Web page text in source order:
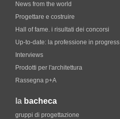
News from the world
Progettare e costruire
Hall of fame. i risultati dei concorsi
Up-to-date: la professione in progress
Interviews
Prodotti per l'architettura
Rassegna p+A
la bacheca
gruppi di progettazione